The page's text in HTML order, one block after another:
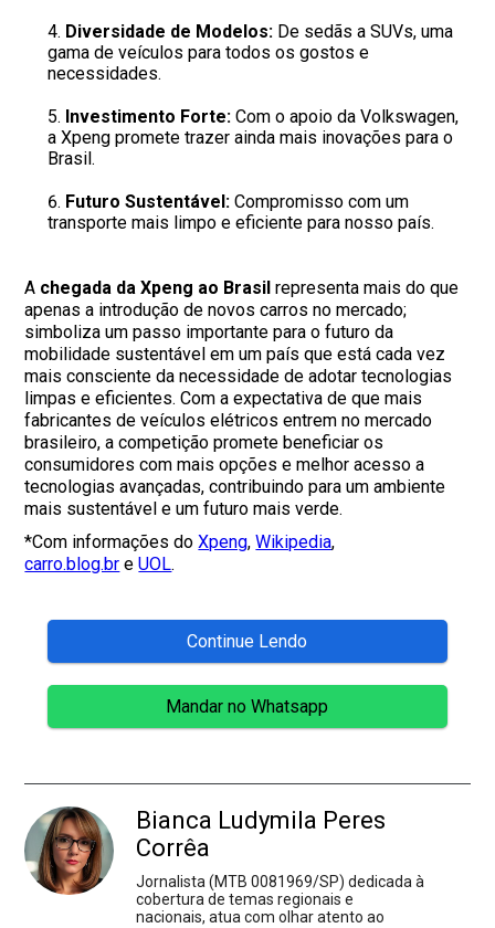
Diversidade de Modelos:De sedãs a SUVs, uma
gama de veículos para todos os gostos e
necessidades.
Investimento Forte:Com o apoio da Volkswagen,
a Xpeng promete trazer ainda mais inovações para o
Brasil.
Futuro Sustentável:Compromisso com um
transporte mais limpo e eficiente para nosso país.
A chegada da Xpeng ao Brasil representa mais do que
apenas a introdução de novos carros no mercado;
simboliza um passo importante para o futuro da
mobilidade sustentável em um país que está cada vez
mais consciente da necessidade de adotar tecnologias
limpas e eficientes. Com a expectativa de que mais
fabricantes de veículos elétricos entrem no mercado
brasileiro, a competição promete beneficiar os
consumidores com mais opções e melhor acesso a
tecnologias avançadas, contribuindo para um ambiente
mais sustentável e um futuro mais verde.
*Com informações doXpeng,Wikipedia,
carro.blog.br eUOL.
Continue Lendo
Mandar no Whatsapp
Bianca Ludymila Peres
Corrêa
Jornalista (MTB 0081969/SP) dedicada à
cobertura de temas regionais e
nacionais, atua com olhar atento ao